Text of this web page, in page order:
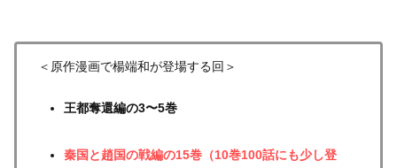
＜原作漫画で楊端和が登場する回＞
王都奪還編の3〜5巻
秦国と趙国の戦編の15巻（10巻100話にも少し登